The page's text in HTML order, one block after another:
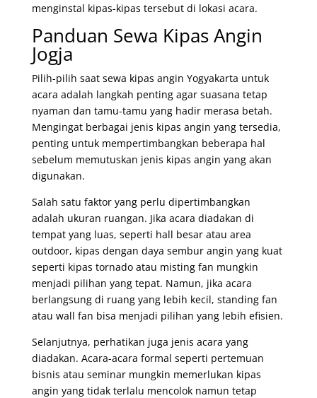
menginstal kipas-kipas tersebut di lokasi acara.
Panduan Sewa Kipas Angin
Jogja
Pilih-pilih saat sewa kipas angin Yogyakarta untuk
acara adalah langkah penting agar suasana tetap
nyaman dan tamu-tamu yang hadir merasa betah.
Mengingat berbagai jenis kipas angin yang tersedia,
penting untuk mempertimbangkan beberapa hal
sebelum memutuskan jenis kipas angin yang akan
digunakan.
Salah satu faktor yang perlu dipertimbangkan
adalah ukuran ruangan. Jika acara diadakan di
tempat yang luas, seperti hall besar atau area
outdoor, kipas dengan daya sembur angin yang kuat
seperti kipas tornado atau misting fan mungkin
menjadi pilihan yang tepat. Namun, jika acara
berlangsung di ruang yang lebih kecil, standing fan
atau wall fan bisa menjadi pilihan yang lebih efisien.
Selanjutnya, perhatikan juga jenis acara yang
diadakan. Acara-acara formal seperti pertemuan
bisnis atau seminar mungkin memerlukan kipas
angin yang tidak terlalu mencolok namun tetap